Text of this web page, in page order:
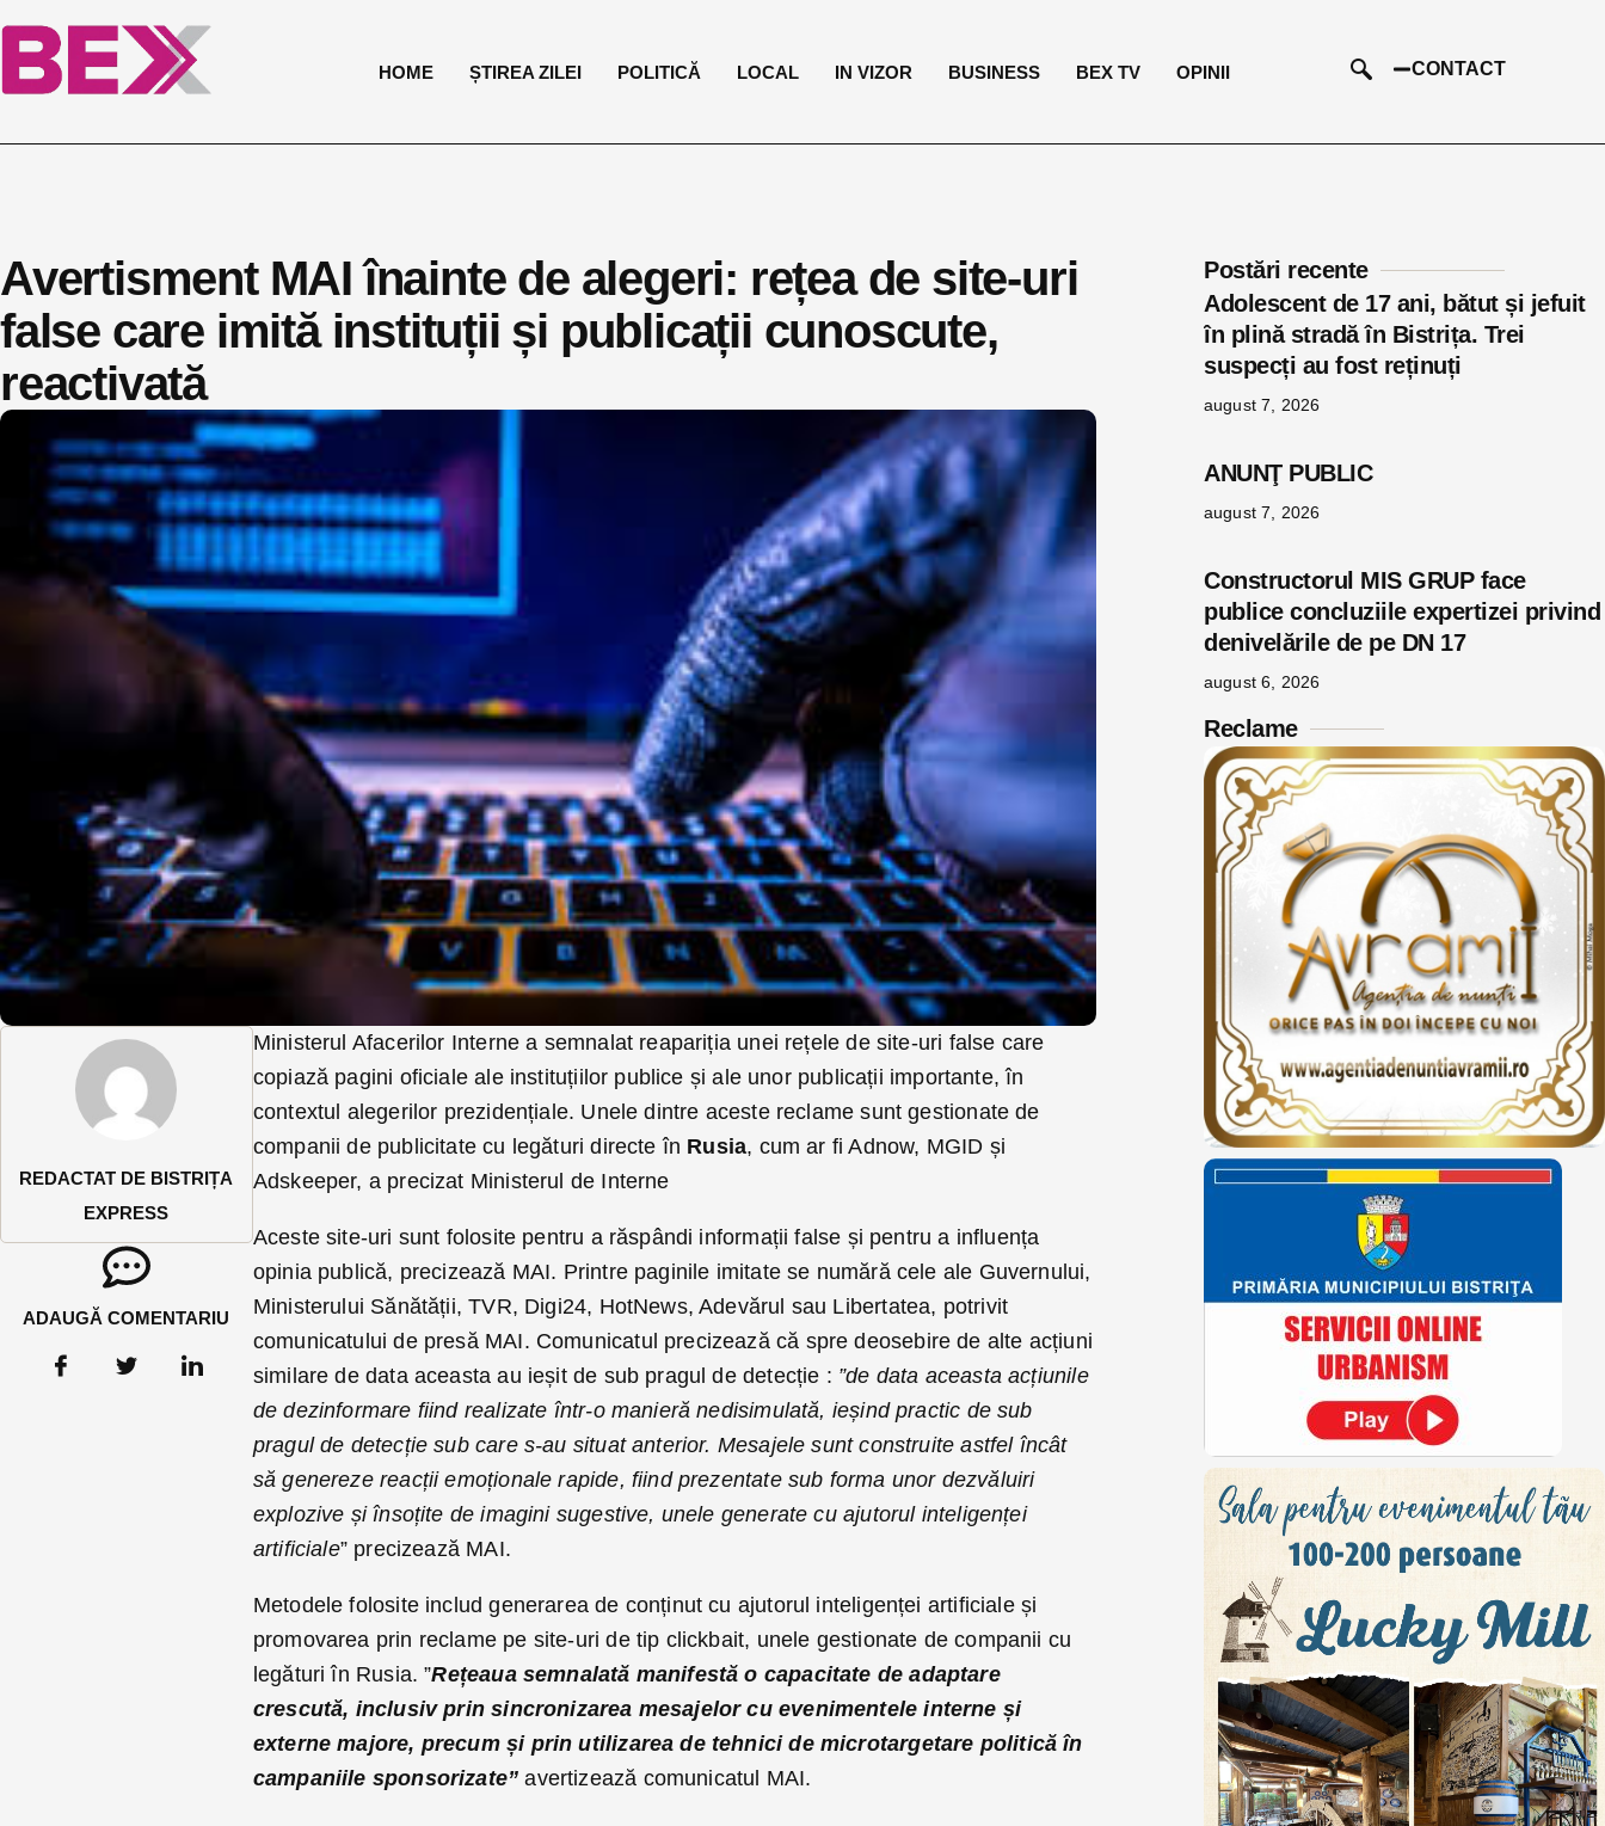
HOME ȘTIREA ZILEI POLITICĂ LOCAL IN VIZOR BUSINESS BEX TV OPINII CONTACT
Avertisment MAI înainte de alegeri: rețea de site-uri
false care imită instituții și publicații cunoscute,
reactivată
REDACTAT DE BISTRIȚA
EXPRESS
ADAUGĂ COMENTARIU
Ministerul Afacerilor Interne a semnalat reapariția unei rețele de site-uri false care
copiază pagini oficiale ale instituțiilor publice și ale unor publicații importante, în
contextul alegerilor prezidențiale. Unele dintre aceste reclame sunt gestionate de
companii de publicitate cu legături directe în Rusia, cum ar fi Adnow, MGID și
Adskeeper, a precizat Ministerul de Interne
Aceste site-uri sunt folosite pentru a răspândi informații false și pentru a influența
opinia publică, precizează MAI. Printre paginile imitate se numără cele ale Guvernului,
Ministerului Sănătății, TVR, Digi24, HotNews, Adevărul sau Libertatea, potrivit
comunicatului de presă MAI. Comunicatul precizează că spre deosebire de alte acțiuni
similare de data aceasta au ieșit de sub pragul de detecție : ”de data aceasta acțiunile
de dezinformare fiind realizate într-o manieră nedisimulată, ieșind practic de sub
pragul de detecție sub care s-au situat anterior. Mesajele sunt construite astfel încât
să genereze reacții emoționale rapide, fiind prezentate sub forma unor dezvăluiri
explozive și însoțite de imagini sugestive, unele generate cu ajutorul inteligenței
artificiale” precizează MAI.
Metodele folosite includ generarea de conținut cu ajutorul inteligenței artificiale și
promovarea prin reclame pe site-uri de tip clickbait, unele gestionate de companii cu
legături în Rusia. ”Rețeaua semnalată manifestă o capacitate de adaptare
crescută, inclusiv prin sincronizarea mesajelor cu evenimentele interne și
externe majore, precum și prin utilizarea de tehnici de microtargetare politică în
campaniile sponsorizate” avertizează comunicatul MAI.
Postări recente
Adolescent de 17 ani, bătut și jefuit
în plină stradă în Bistrița. Trei
suspecți au fost reținuți
august 7, 2026
ANUNŢ PUBLIC
august 7, 2026
Constructorul MIS GRUP face
publice concluziile expertizei privind
denivelările de pe DN 17
august 6, 2026
Reclame